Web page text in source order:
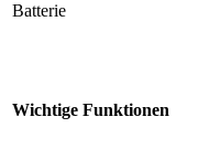
Batterie
Wichtige Funktionen